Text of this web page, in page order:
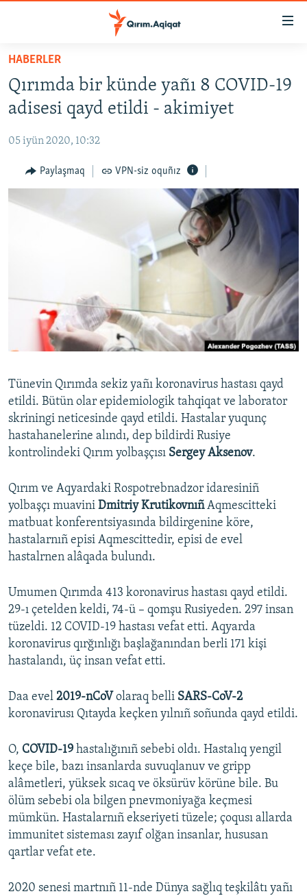
Esas
qaytmaq
Baş
qaytmaq
qaytmaq
HABERLER
SİYASET
İQTİSADİYAT
CEMİYET
MEDENİYET
FİKİR
Русский
Українською
QOŞULIÑIZ!
RFE/RS bütün saytları
HABERLER
Qırımda bir künde yañı 8 COVID-19
adisesi qayd etildi - akimiyet
05 iyün 2020, 10:32
Paylaşmaq VPN-siz oquñız
Tünevin Qırımda sekiz yañı koronavirus hastası qayd
etildi. Bütün olar epidemiologik tahqiqat ve laborator
skriningi neticesinde qayd etildi. Hastalar yuqunç
hastahanelerine alındı, dep bildirdi Rusiye
kontrolindeki Qırım yolbaşçısı Sergey Aksenov.
Qırım ve Aqyardaki Rospotrebnadzor idaresiniñ
yolbaşçı muavini Dmitriy KrutikovnıñAqmescitteki
matbuat konferentsiyasında bildirgenine köre,
hastalarnıñ episi Aqmescittedir, episi de evel
hastalrnen alâqada bulundı.
Umumen Qırımda 413 koronavirus hastası qayd etildi.
29-ı çetelden keldi, 74-ü – qomşu Rusiyeden. 297 insan
tüzeldi. 12 COVID-19 hastası vefat etti. Aqyarda
koronavirus qırğınlığı başlağanından berli 171 kişi
hastalandı, üç insan vefat etti.
Daa evel 2019-nCoV olaraq belli SARS-CoV-2
koronavirusı Qıtayda keçken yılnıñ soñunda qayd etildi.
O, COVID-19 hastalığınıñ sebebi oldı. Hastalıq yengil
keçe bile, bazı insanlarda suvuqlanuv ve gripp
alâmetleri, yüksek sıcaq ve öksürüv körüne bile. Bu
ölüm sebebi ola bilgen pnevmoniyağa keçmesi
mümkün. Hastalarnıñ ekseriyeti tüzele; çoqusı allarda
immunitet sisteması zayıf olğan insanlar, hususan
qartlar vefat ete.
2020 senesi martnıñ 11-nde Dünya sağlıq teşkilâtı yañı